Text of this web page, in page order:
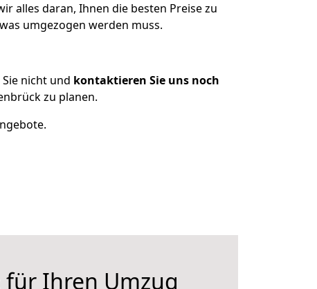
alles daran, Ihnen die besten Preise zu
umgezogen werden muss.
nicht und kontaktieren Sie uns noch
zu planen.
für Ihren Umzug